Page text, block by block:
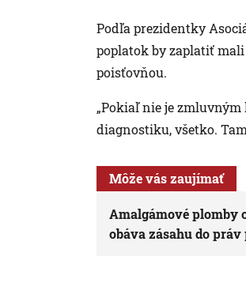
Podľa prezidentky
poplatok by zaplatiť
poisťovňou.
„Pokiaľ nie je
diagnostiku, všetko.
Môže vás zaujímať
Amalgámové plomby
obáva zásahu do